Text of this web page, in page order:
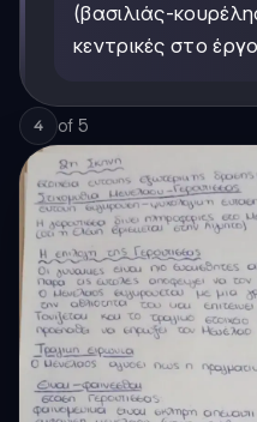
(βασιλιάς-
κεντρικές στο
4 of 5